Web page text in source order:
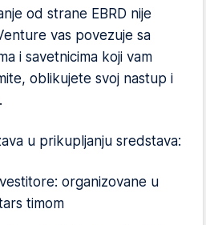
od strane EBRD nije
vas povezuje sa
i savetnicima koji vam
oblikujete svoj nastup i
u prikupljanju sredstava:
organizovane u
timom